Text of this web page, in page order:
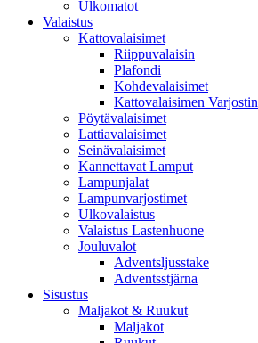
Ulkomatot
Valaistus
Kattovalaisimet
Riippuvalaisin
Plafondi
Kohdevalaisimet
Kattovalaisimen Varjostin
Pöytävalaisimet
Lattiavalaisimet
Seinävalaisimet
Kannettavat Lamput
Lampunjalat
Lampunvarjostimet
Ulkovalaistus
Valaistus Lastenhuone
Jouluvalot
Adventsljusstake
Adventsstjärna
Sisustus
Maljakot & Ruukut
Maljakot